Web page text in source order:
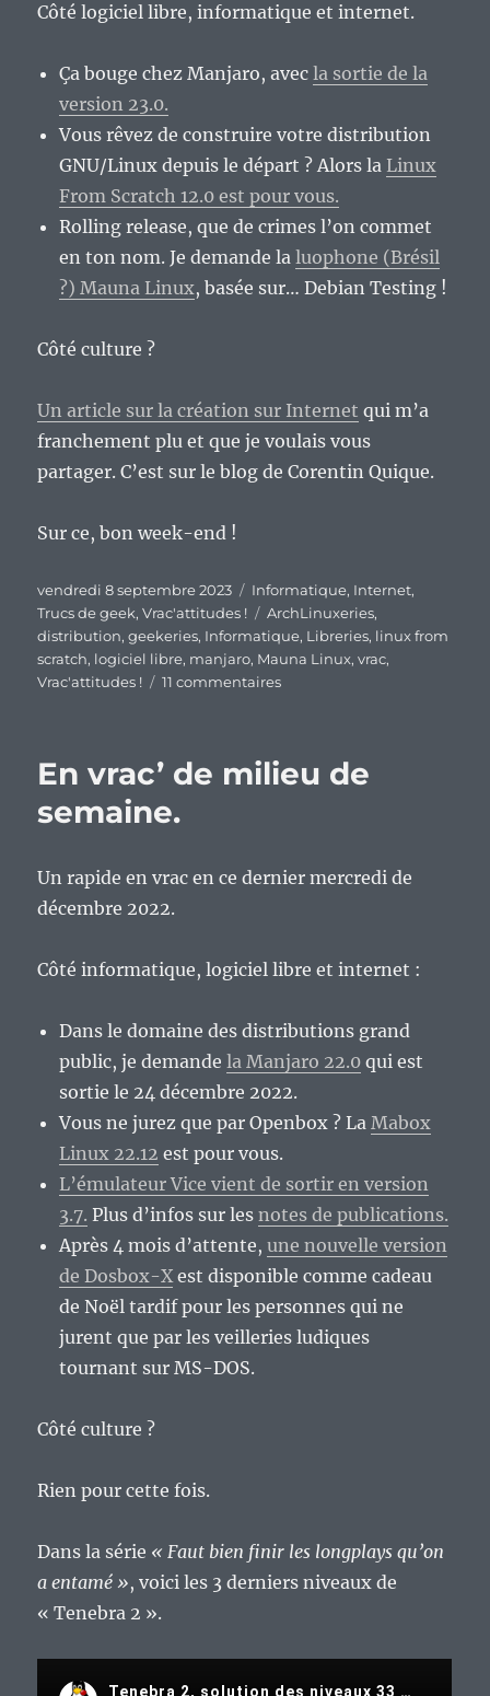
Côté logiciel libre, informatique et internet.
Ça bouge chez Manjaro, avecla sortie de la
version 23.0.
Vous rêvez de construire votre distribution
GNU/Linux depuis le départ ? Alors la Linux
From Scratch 12.0 est pour vous.
Rolling release, que de crimes l’on commet
en ton nom. Je demande laluophone (Brésil
?) Mauna Linux, basée sur… Debian Testing !
Côté culture ?
Un article sur la création sur Internet qui m’a
franchement plu et que je voulais vous
partager. C’est sur le blog de Corentin Quique.
Sur ce, bon week-end !
Publié
le
vendredi 8 septembre 2023 Catégories
Informatique, Internet,
Trucs de geek,Vrac'attitudes ! Étiquettes
ArchLinuxeries,
distribution,geekeries, Informatique, Libreries, linux from
scratch, logiciel libre, manjaro, Mauna Linux,vrac,
Vrac'attitudes !
11 commentairessur
fin
En vrac’ de milieu de
semaine.
Un rapide en vrac en ce dernier mercredi de
décembre 2022.
Côté informatique, logiciel libre et internet :
Dans le domaine des distributions grand
public, je demandela Manjaro 22.0 qui est
sortie le 24 décembre 2022.
Vous ne jurez que par Openbox ? LaMabox
Linux 22.12 est pour vous.
L’émulateur Vice vient de sortir en version
3.7. Plus d’infos sur lesnotes de publications.
Après 4 mois d’attente,une nouvelle version
de Dosbox-Xest disponible comme cadeau
de Noël tardif pour les personnes qui ne
jurent que par les veilleries ludiques
tournant sur MS-DOS.
Côté culture ?
Rien pour cette fois.
Dans la série « Faut bien finir les longplays qu’on
a entamé », voici les 3 derniers niveaux de
« Tenebra 2 ».